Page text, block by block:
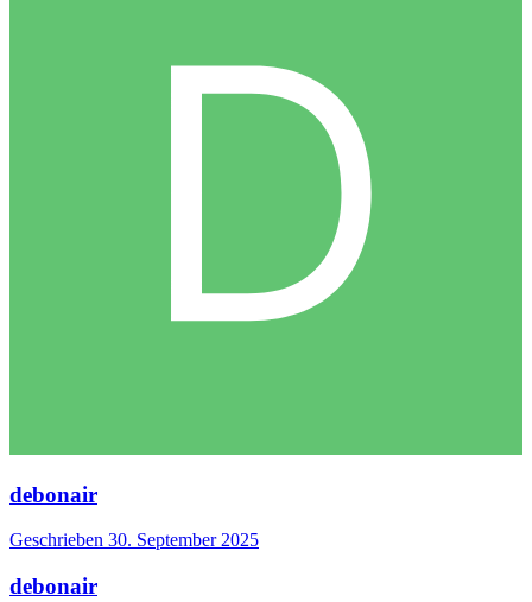
debonair
Geschrieben 30. September 2025
debonair